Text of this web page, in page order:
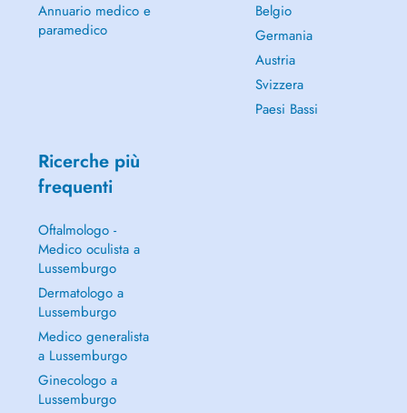
Annuario medico e
paramedico
Belgio
Germania
Austria
Svizzera
Paesi Bassi
Ricerche più
frequenti
Oftalmologo -
Medico oculista a
Lussemburgo
Dermatologo a
Lussemburgo
Medico generalista
a Lussemburgo
Ginecologo a
Lussemburgo